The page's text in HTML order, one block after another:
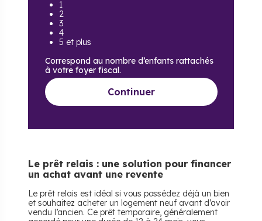
1
2
3
4
5 et plus
Correspond au nombre d’enfants rattachés
à votre foyer fiscal.
Continuer
Le prêt relais : une solution pour financer
un achat avant une revente
Le prêt relais est idéal si vous possédez déjà un bien
et souhaitez acheter un logement neuf avant d’avoir
vendu l’ancien. Ce prêt temporaire, généralement